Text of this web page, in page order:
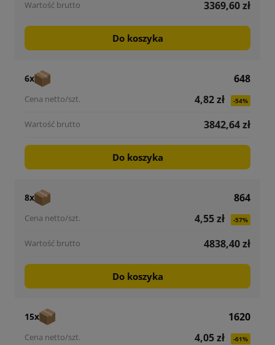
3369,60 zł
Do koszyka
6x
648
4,82 zł
-54%
3842,64 zł
Do koszyka
8x
864
4,55 zł
-57%
4838,40 zł
Do koszyka
15x
1620
4,05 zł
-61%